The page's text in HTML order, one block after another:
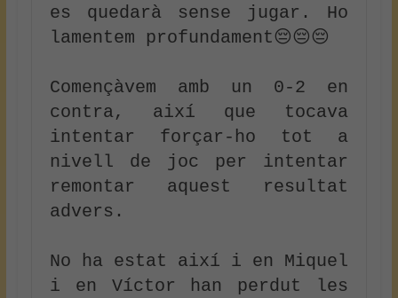
es quedarà sense jugar. Ho
lamentem profundament😔😔😔
Començàvem amb un 0-2 en
contra, així que tocava
intentar forçar-ho tot a
nivell de joc per intentar
remontar aquest resultat
advers.
No ha estat així i en Miquel
i en Víctor han perdut les